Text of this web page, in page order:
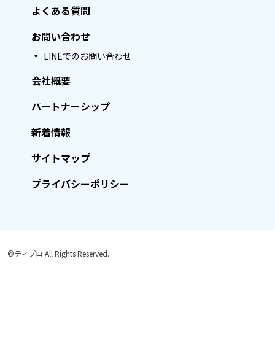
よくある質問
お問い合わせ
LINEでのお問い合わせ
会社概要
パートナーシップ
新着情報
サイトマップ
プライバシーポリシー
©ティプロ All Rights Reserved.